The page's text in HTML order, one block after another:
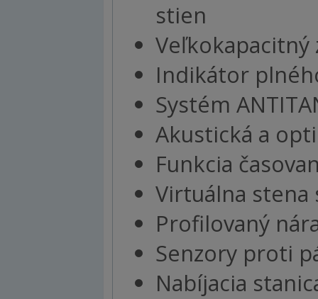
stien
Indikátor
Systém
Akustická a
Funkcia
Virtuálna stena
Profilovaný
Senzory proti
Nabíjacia